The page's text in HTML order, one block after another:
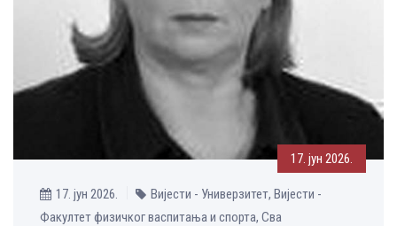
17. јун 2026.
17. јун 2026.
Вијести - Универзитет, Вијести -
Факултет физичког васпитања и спорта, Сва